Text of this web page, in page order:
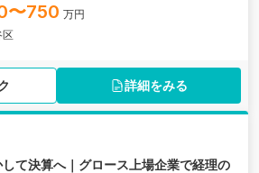
。
〜750 万円
区
詳細をみる
て決算へ｜グロース上場企業で経理の